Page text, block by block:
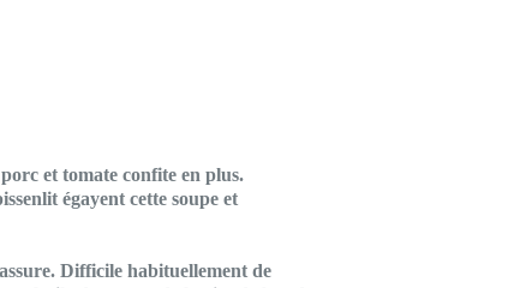
et tomate confite en plus.
égayent cette soupe et
Difficile habituellement de